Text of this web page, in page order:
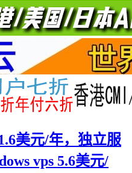
美元/年，独立服
vps 5.6美元/